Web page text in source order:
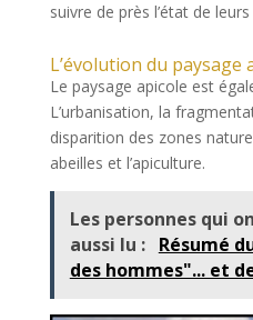
suivre de près l’état de
L’évolution du paysage
Le paysage apicole est
L’urbanisation, la
disparition des zones
abeilles et l’apiculture.
Les personnes qui
aussi lu : Résumé
des hommes"... et